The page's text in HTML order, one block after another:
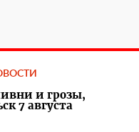
и грозы,
7 августа